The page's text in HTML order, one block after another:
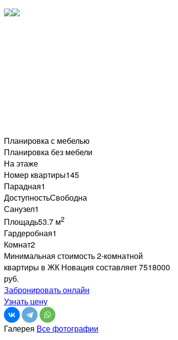
Планировка с мебелью
Планировка без мебели
На этаже
Номер квартиры145
Парадная1
ДоступностьСвободна
Санузел1
Площадь53.7 м2
Гардеробная1
Комнат2
Минимальная стоимость 2-комнатной
квартиры в ЖК Новация составляет 7518000
руб.
Забронировать онлайн
Узнать цену
Галерея Все фотографии